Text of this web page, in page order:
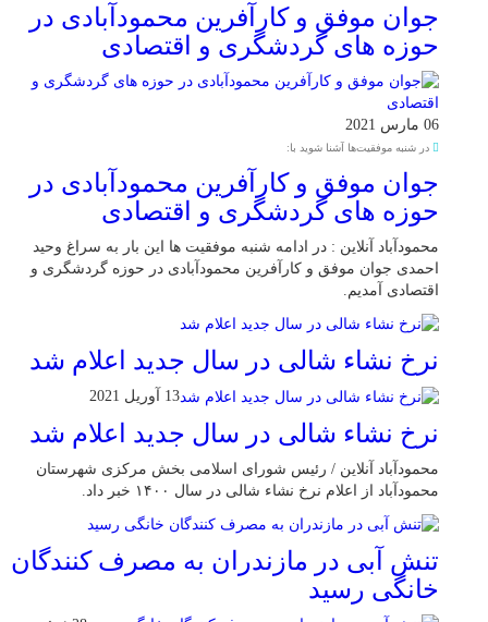
جوان موفق و کارآفرین محمودآبادی در
حوزه های گردشگری و اقتصادی
06 مارس 2021
در شنبه موفقیت‌ها آشنا شوید با:
جوان موفق و کارآفرین محمودآبادی در
حوزه های گردشگری و اقتصادی
محمودآباد آنلاین : در ادامه شنبه موفقیت ها این بار به سراغ وحید
احمدی جوان موفق و کارآفرین محمودآبادی در حوزه گردشگری و
اقتصادی آمدیم.
نرخ نشاء شالی در سال جدید اعلام شد
13 آوریل 2021
نرخ نشاء شالی در سال جدید اعلام شد
محمودآباد آنلاین / رئیس شورای اسلامی بخش مرکزی شهرستان
محمودآباد از اعلام نرخ نشاء شالی در سال ۱۴۰۰ خبر داد.
تنش آبی در مازندران به مصرف كنندگان
خانگی رسيد